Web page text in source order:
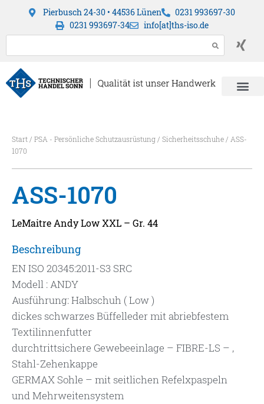
Pierbusch 24-30 • 44536 Lünen
0231 993697-30
0231 993697-34
info[at]ths-iso.de
Start/ PSA - Persönliche Schutzausrüstung/ Sicherheitsschuhe/ ASS-
1070
ASS-1070
LeMaitre Andy Low XXL – Gr. 44
Beschreibung
EN ISO 20345:2011-S3 SRC
Modell : ANDY
Ausführung: Halbschuh ( Low )
dickes schwarzes Büffelleder mit abriebfestem
Textilinnenfutter
durchtrittsichere Gewebeeinlage – FIBRE-LS – ,
Stahl-Zehenkappe
GERMAX Sohle – mit seitlichen Refelxpaspeln
und Mehrweitensystem